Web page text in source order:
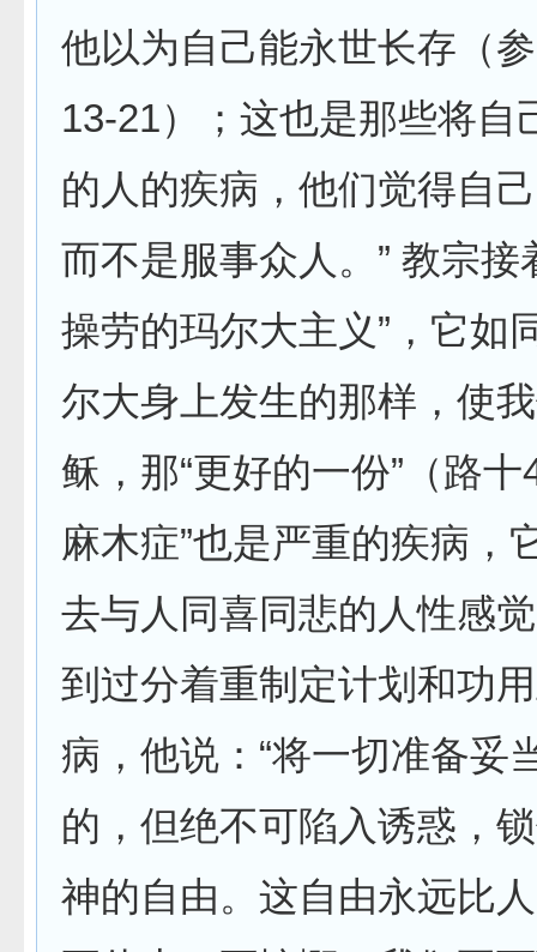
他以为自己能永世长存（
13-21）；这也是那些将自
的人的疾病，他们觉得自
而不是服事众人。” 教宗接
操劳的玛尔大主义”，它如
尔大身上发生的那样，使
稣，那“更好的一份”（路十
麻木症”也是严重的疾病，
去与人同喜同悲的人性感
到过分着重制定计划和功
病，他说：“将一切准备妥
的，但绝不可陷入诱惑，
神的自由。这自由永远比